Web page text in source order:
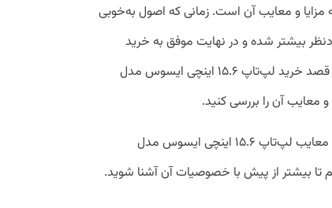
و معایب آن است. زمانی که اصول به‌خوبی
بیشتر شده و در نهایت موفق به خرید
محصول موردنظر خود خواهند شد. پس اگر قصد خرید لپ‌تاپ ۱۵.۶ اینچی ایسوس مدل
در این مقاله قصد داریم به طور کامل مزایا و معایب لپ‌تاپ ۱۵.۶ اینچی ایسوس مدل